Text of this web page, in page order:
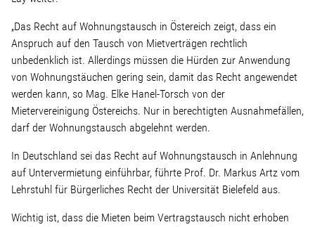
Presse
Pressebilder
Service
Termine
Stellenangebot
„Das Recht auf Wohnungstausch in Östereich zeigt, dass ein
Anspruch auf den Tausch von Mietverträgen rechtlich
unbedenklich ist. Allerdings müssen die Hürden zur Anwendung
von Wohnungstäuchen gering sein, damit das Recht angewendet
werden kann, so Mag. Elke Hanel-Torsch von der
Mietervereinigung Östereichs. Nur in berechtigten Ausnahmefällen,
darf der Wohnungstausch abgelehnt werden.
In Deutschland sei das Recht auf Wohnungstausch in Anlehnung
auf Untervermietung einführbar, führte Prof. Dr. Markus Artz vom
Lehrstuhl für Bürgerliches Recht der Universität Bielefeld aus.
Wichtig ist, dass die Mieten beim Vertragstausch nicht erhoben